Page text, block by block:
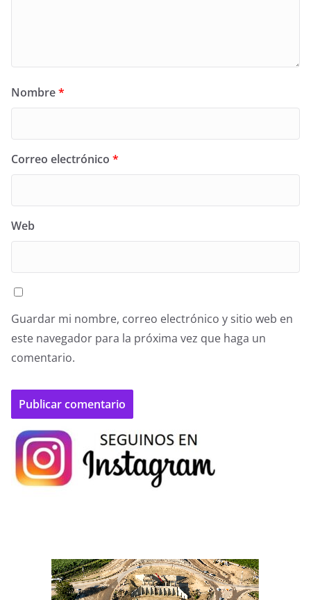
Nombre*
Correo electrónico *
Web
Guardar mi nombre, correo electrónico y sitio web en
este navegador para la próxima vez que haga un
comentario.